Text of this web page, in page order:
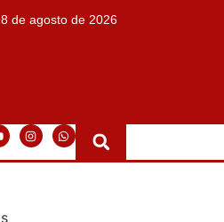
8 de agosto de 2026